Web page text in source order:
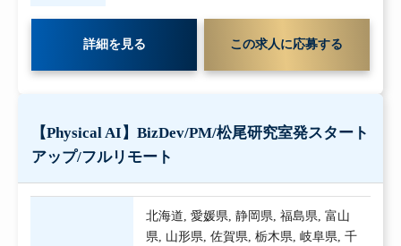
詳細を見る この求人に応募する
【Physical AI】BizDev/PM/松尾研究室発スタート
アップ/フルリモート
北海道,愛媛県,静岡県,福島県,富山
県, 山形県,佐賀県,栃木県,岐阜県,千